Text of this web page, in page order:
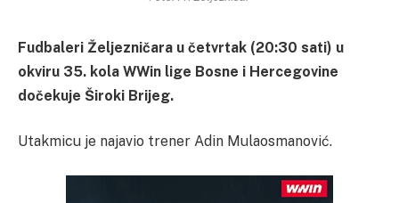
Fudbaleri Željezničara u četvrtak (20:30 sati) u
okviru 35. kola WWin lige Bosne i Hercegovine
dočekuje Široki Brijeg.
Utakmicu je najavio trener Adin Mulaosmanović.